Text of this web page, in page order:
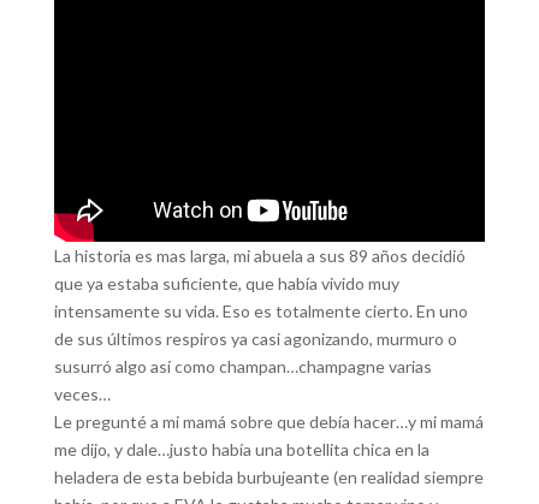
La historia es mas larga, mi abuela a sus 89 años decidió
que ya estaba suficiente, que había vivido muy
intensamente su vida. Eso es totalmente cierto. En uno
de sus últimos respiros ya casi agonizando, murmuro o
susurró algo así como champan…champagne varias
veces…
Le pregunté a mi mamá sobre que debía hacer…y mi mamá
me dijo, y dale…justo había una botellita chica en la
heladera de esta bebida burbujeante (en realidad siempre